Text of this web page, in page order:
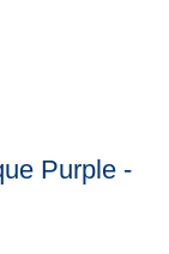
Purple -